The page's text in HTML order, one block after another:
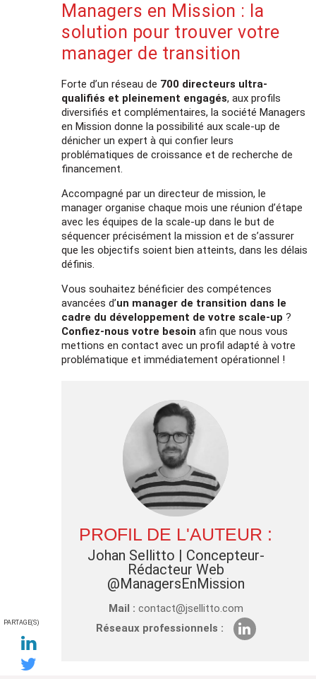
PARTAGE(S)
Managers en Mission : la
solution pour trouver votre
manager de transition
Forte d’un réseau de 700 directeurs ultra-
qualifiés et pleinement engagés, aux profils
diversifiés et complémentaires, la société Managers
en Mission donne la possibilité aux scale-up de
dénicher un expert à qui confier leurs
problématiques de croissance et de recherche de
financement.
Accompagné par un directeur de mission, le
manager organise chaque mois une réunion d’étape
avec les équipes de la scale-up dans le but de
séquencer précisément la mission et de s’assurer
que les objectifs soient bien atteints, dans les délais
définis.
Vous souhaitez bénéficier des compétences
avancées d’un manager de transition dans le
cadre du développement de votre scale-up ?
Confiez-nous votre besoin afin que nous vous
mettions en contact avec un profil adapté à votre
problématique et immédiatement opérationnel !
PROFIL DE L'AUTEUR :
Johan Sellitto | Concepteur-
Rédacteur Web
@ManagersEnMission
Mail : contact@jsellitto.com
Réseaux professionnels :